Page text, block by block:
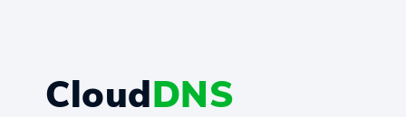
CloudDNS